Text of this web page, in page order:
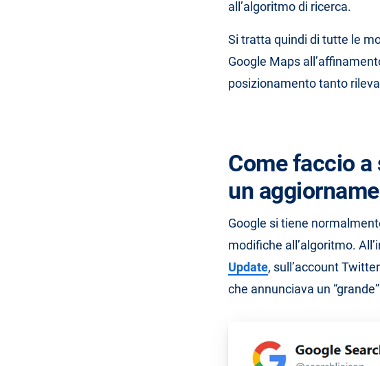
all’algoritmo di ricerca.
Si tratta quindi di tutte le
Google Maps
posizionamento tanto
Come faccio
un
Google si tiene
modifiche all’algoritmo.
Update, sull’account
che annunciava un